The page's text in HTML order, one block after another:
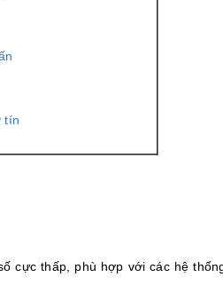
tín
cực thấp, phù hợp với các hệ